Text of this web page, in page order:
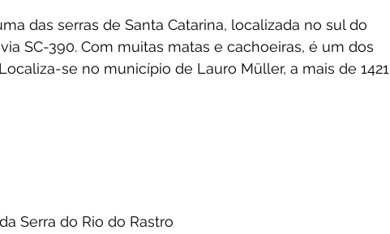
das serras de Santa Catarina, localizada no sul do
SC-390. Com muitas matas e cachoeiras, é um dos
se no município de Lauro Müller, a mais de 1421
Serra do Rio do Rastro